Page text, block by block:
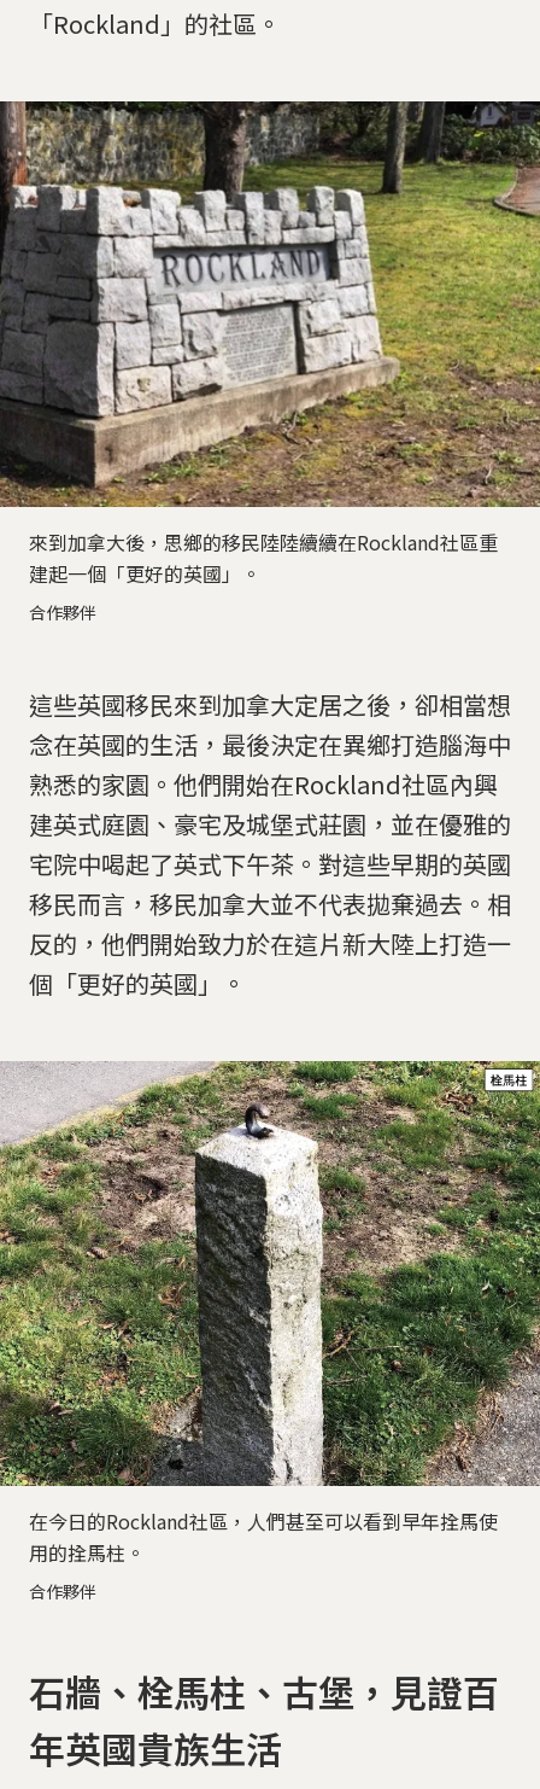
「Rockland」的社區。
來到加拿大後，思鄉的移民陸陸續續在Rockland社區重
建起一個「更好的英國」。
合作夥伴
這些英國移民來到加拿大定居之後，卻相當想
念在英國的生活，最後決定在異鄉打造腦海中
熟悉的家園。他們開始在Rockland社區內興
建英式庭園、豪宅及城堡式莊園，並在優雅的
宅院中喝起了英式下午茶。對這些早期的英國
移民而言，移民加拿大並不代表拋棄過去。相
反的，他們開始致力於在這片新大陸上打造一
個「更好的英國」。
在今日的Rockland社區，人們甚至可以看到早年拴馬使
用的拴馬柱。
合作夥伴
石牆、栓馬柱、古堡，見證百
年英國貴族生活